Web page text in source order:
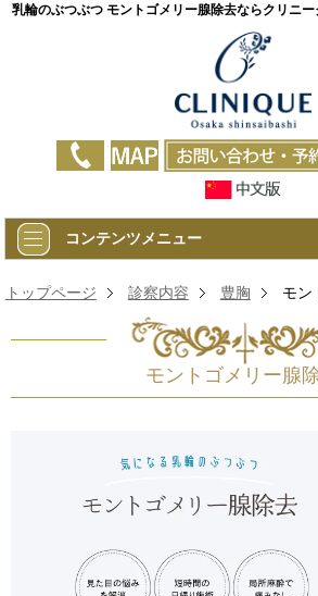
乳輪のぶつぶつ モントゴメリー腺除去ならクリニ
コンテンツメニュー
トップページ 診察内容 豊胸 モン
モントゴメリー腺